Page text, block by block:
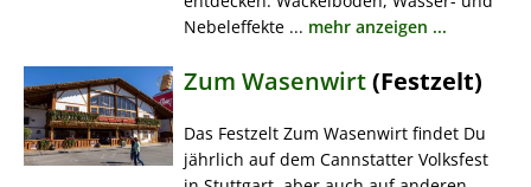
Nebeleffekte ... mehr anzeigen ...
Zum Wasenwirt(Festzelt)
Das Festzelt Zum Wasenwirt findet Du
jährlich auf dem Cannstatter Volksfest